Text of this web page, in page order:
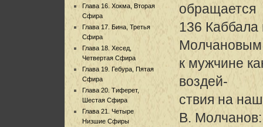
Глава 16. Хокма, Вторая
Сфира
Глава 17. Бина, Третья
Сфира
Глава 18. Хесед,
Четвертая Сфира
Глава 19. Гебура, Пятая
Сфира
Глава 20. Тиферет,
Шестая Сфира
Глава 21. Четыре
Низшие Сфиры
обращается
136
Молчановым
к мужчине
воздей-
ствия на
В. Молчанов: